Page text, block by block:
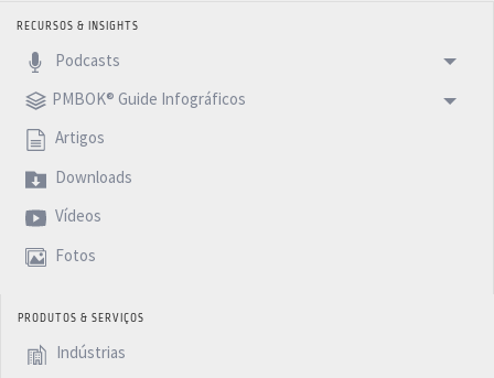
RECURSOS & INSIGHTS
Podcasts
PMBOK® Guide Infográficos
Artigos
Downloads
Vídeos
Fotos
PRODUTOS & SERVIÇOS
Indústrias